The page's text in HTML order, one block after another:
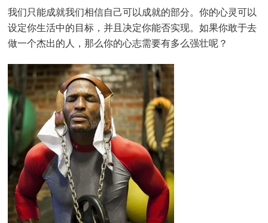
我们只能成就我们相信自己可以成就的部分。你的心灵可以
设定你生活中的目标，并且决定你能否实现。如果你敢于去
做一个杰出的人，那么你的心志需要有多么强壮呢？